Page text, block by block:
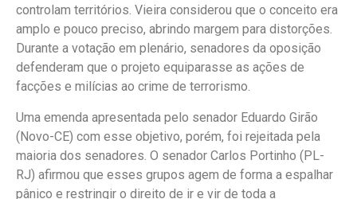
controlam territórios. Vieira considerou que o conceito era
amplo e pouco preciso, abrindo margem para distorções.
Durante a votação em plenário, senadores da oposição
defenderam que o projeto equiparasse as ações de
facções e milícias ao crime de terrorismo.
Uma emenda apresentada pelo senador Eduardo Girão
(Novo-CE) com esse objetivo, porém, foi rejeitada pela
maioria dos senadores. O senador Carlos Portinho (PL-
RJ) afirmou que esses grupos agem de forma a espalhar
pânico e restringir o direito de ir e vir de toda a